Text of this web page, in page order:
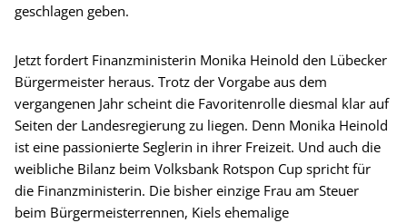
geschlagen geben.
Jetzt fordert Finanzministerin Monika Heinold den Lübecker
Bürgermeister heraus. Trotz der Vorgabe aus dem
vergangenen Jahr scheint die Favoritenrolle diesmal klar auf
Seiten der Landesregierung zu liegen. Denn Monika Heinold
ist eine passionierte Seglerin in ihrer Freizeit. Und auch die
weibliche Bilanz beim Volksbank Rotspon Cup spricht für
die Finanzministerin. Die bisher einzige Frau am Steuer
beim Bürgermeisterrennen, Kiels ehemalige